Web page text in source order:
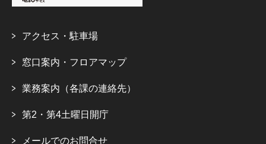
アクセス・駐車場
窓口案内・フロアマップ
業務案内（各課の連絡先）
第2・第4土曜日開庁
メールでのお問合せ